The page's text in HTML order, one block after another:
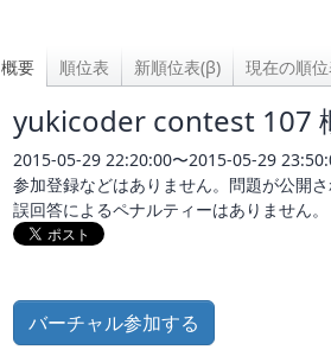
概要 順位表 新順位表(β) 現在の順
yukicoder contest 107
2015-05-29 22:20:00〜2015-05-29
参加登録などはありません。問題が公開
誤回答によるペナルティーはありません。
バーチャル参加する